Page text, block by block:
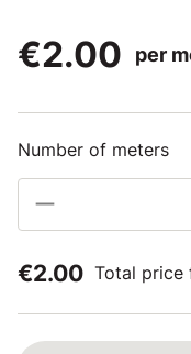
€2.00
per
Number of meters
€2.00 Total price